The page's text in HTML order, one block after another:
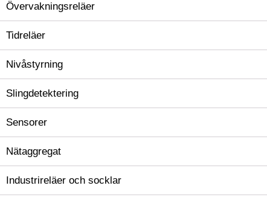
Övervakningsreläer
Tidreläer
Nivåstyrning
Slingdetektering
Sensorer
Nätaggregat
Industrireläer och socklar